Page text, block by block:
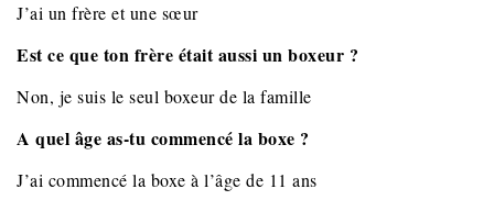
J’ai un frère et une sœur
Est ce que ton frère était aussi un boxeur ?
Non, je suis le seul boxeur de la famille
A quel âge as-tu commencé la boxe ?
J’ai commencé la boxe à l’âge de 11 ans